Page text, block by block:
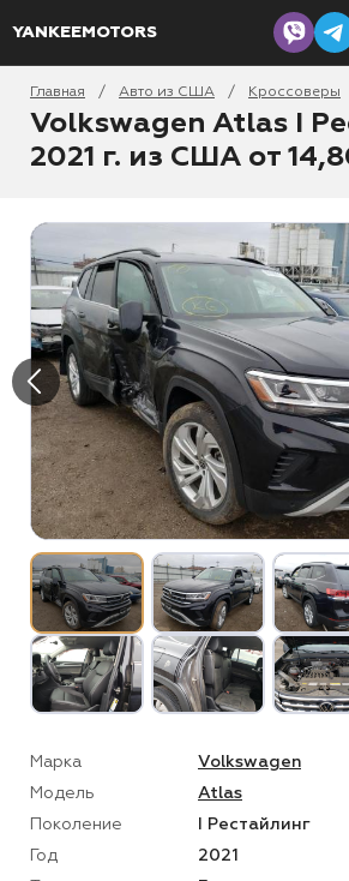
YANKEEMOTORS
Главная / Авто из США / Кроссоверы
Volkswagen Atlas I
2021 г. из США от
Марка
Volkswagen
Модель
Atlas
Поколение
I Рестайлинг
Год
2021